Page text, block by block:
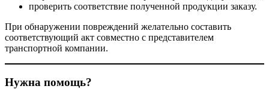
проверить соответствие полученной продукции заказу.
При обнаружении повреждений желательно составить
соответствующий акт совместно с представителем
транспортной компании.
Нужна помощь?